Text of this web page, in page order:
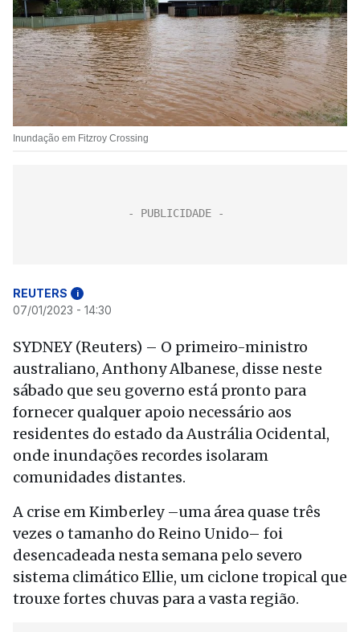
Inundação em Fitzroy Crossing
REUTERS i
07/01/2023 - 14:30
SYDNEY (Reuters) – O primeiro-ministro
australiano, Anthony Albanese, disse neste
sábado que seu governo está pronto para
fornecer qualquer apoio necessário aos
residentes do estado da Austrália Ocidental,
onde inundações recordes isolaram
comunidades distantes.
A crise em Kimberley –uma área quase três
vezes o tamanho do Reino Unido– foi
desencadeada nesta semana pelo severo
sistema climático Ellie, um ciclone tropical que
trouxe fortes chuvas para a vasta região.